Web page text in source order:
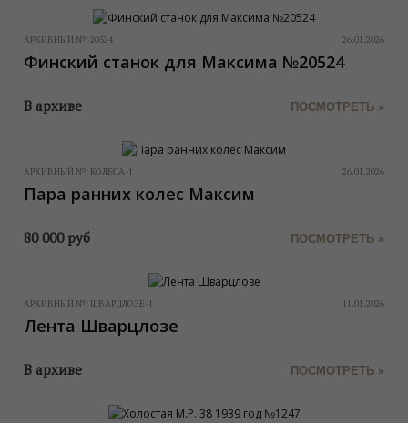
АРХИВНЫЙ №: 20524 26.01.2026
Финский станок для Максима №20524
В архиве ПОСМОТРЕТЬ »
АРХИВНЫЙ №: КОЛЕСА-1 26.01.2026
Пара ранних колес Максим
80 000руб ПОСМОТРЕТЬ »
АРХИВНЫЙ №: ШВАРЦЛОЗЕ-1 11.01.2026
Лента Шварцлозе
В архиве ПОСМОТРЕТЬ »